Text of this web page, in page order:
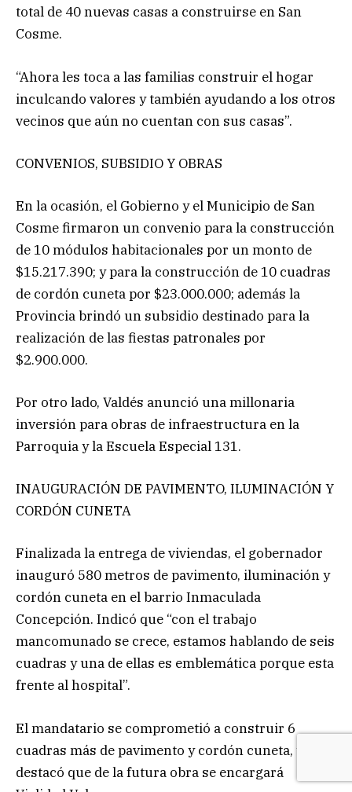
total de 40 nuevas casas a construirse en San
Cosme.
“Ahora les toca a las familias construir el hogar
inculcando valores y también ayudando a los otros
vecinos que aún no cuentan con sus casas”.
CONVENIOS, SUBSIDIO Y OBRAS
En la ocasión, el Gobierno y el Municipio de San
Cosme firmaron un convenio para la construcción
de 10 módulos habitacionales por un monto de
$15.217.390; y para la construcción de 10 cuadras
de cordón cuneta por $23.000.000; además la
Provincia brindó un subsidio destinado para la
realización de las fiestas patronales por
$2.900.000.
Por otro lado, Valdés anunció una millonaria
inversión para obras de infraestructura en la
Parroquia y la Escuela Especial 131.
INAUGURACIÓN DE PAVIMENTO, ILUMINACIÓN Y
CORDÓN CUNETA
Finalizada la entrega de viviendas, el gobernador
inauguró 580 metros de pavimento, iluminación y
cordón cuneta en el barrio Inmaculada
Concepción. Indicó que “con el trabajo
mancomunado se crece, estamos hablando de seis
cuadras y una de ellas es emblemática porque esta
frente al hospital”.
El mandatario se comprometió a construir 6
cuadras más de pavimento y cordón cuneta, y
destacó que de la futura obra se encargará